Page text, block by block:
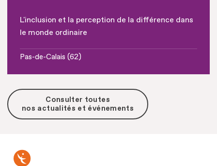
L'inclusion et la perception de la différence dans
le monde ordinaire
Pas-de-Calais (62)
Consulter toutes
nos actualités et événements